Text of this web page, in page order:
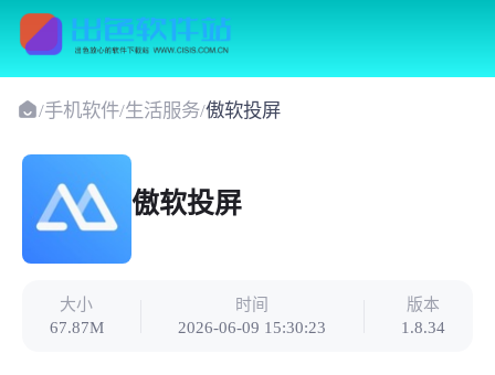
/手机软件/生活服务/傲软投屏
傲软投屏
大小
67.87M
时间
2026-06-09 15:30:23
版本
1.8.34